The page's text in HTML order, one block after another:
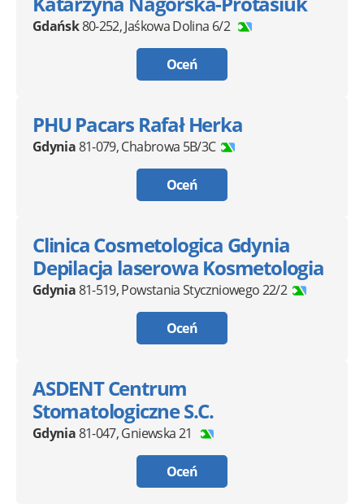
Gdańsk80-252,Jaśkowa Dolina 6/2
Oceń
PHU Pacars Rafał Herka
Gdynia81-079,Chabrowa 5B/3C
Oceń
Clinica Cosmetologica Gdynia
Depilacja laserowa Kosmetologia
Gdynia81-519,Powstania Styczniowego 22/2
Oceń
ASDENT Centrum
Stomatologiczne S.C.
Gdynia81-047,Gniewska 21
Oceń